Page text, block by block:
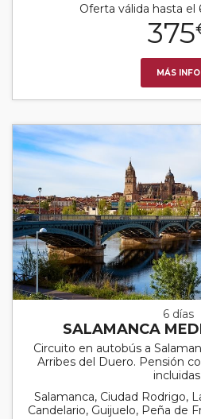
Oferta válida hasta el
375
MÁS INFO
6 días
SALAMANCA
Circuito en autobús a
Arribes del Duero. Pensión
incluidas.
Salamanca, Ciudad Rodrigo,
Candelario, Guijuelo, Peña de